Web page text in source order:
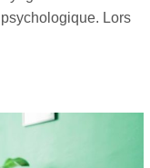
Lors